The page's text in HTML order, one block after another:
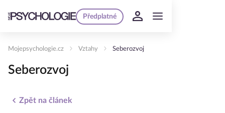
Předplatné
Mojepsychologie.cz Vztahy Seberozvoj
Seberozvoj
Zpět na článek